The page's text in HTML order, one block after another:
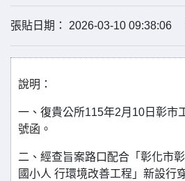
張貼日期： 2026-03-10 09:38:06
說明：
一、復貴公所115年2月10日彰市
號函。
二、經查旨案路口配合「彰化市
國小人 行環境改善工程」新設行